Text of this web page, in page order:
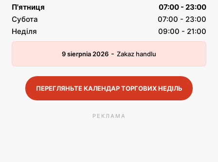
П'ятниця
07:00 - 23:00
Субота
07:00 - 23:00
Неділя
09:00 - 21:00
9 sierpnia 2026 - Zakaz handlu
ПЕРЕГЛЯНЬТЕ КАЛЕНДАР ТОРГОВИХ НЕДІЛЬ
РЕКЛАМА